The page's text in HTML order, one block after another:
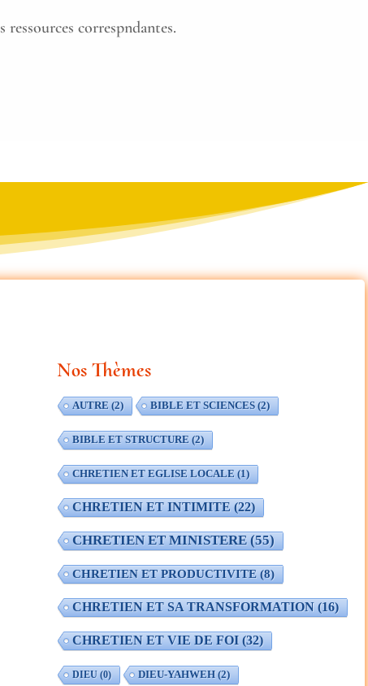
correspndantes.
Nos Thèmes
AUTRE (2) BIBLE ET SCIENCES (2)
BIBLE ET STRUCTURE (2)
CHRETIEN ET EGLISE LOCALE (1)
CHRETIEN ET INTIMITE (22)
CHRETIEN ET MINISTERE(55)
CHRETIEN ET PRODUCTIVITE (8)
CHRETIEN ET SA TRANSFORMATION(16)
CHRETIEN ET VIE DE FOI(32)
DIEU (0) DIEU-YAHWEH(2)